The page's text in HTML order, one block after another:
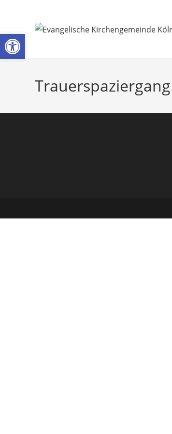
Trauerspaziergang
Werkzeugleiste öffnen